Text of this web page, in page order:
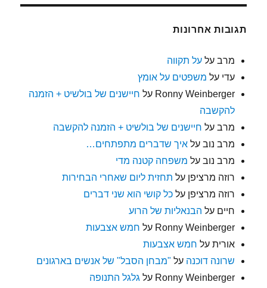
תגובות אחרונות
מרב עלעל תקווה
עדי על משפטים על אומץ
Ronny Weinberger על חיישנים של בולשיט + הזמנה
להקשבה
מרב על חיישנים של בולשיט + הזמנה להקשבה
מרב נוב עלאיך שדברים מתפתחים…
מרב נוב על משפחה קטנה מדי
רוזה מרציפן על תחזית ליום שאחרי הבחירות
רוזה מרציפן עלכל קושי הוא שני דברים
חיים על הבנאליות של הרוע
Ronny Weinberger על חמש אצבעות
אורית על חמש אצבעות
שרונה דוכנה על "מבחן הסבל" של אנשים בארגונים
Ronny Weinberger על גלגל התנופה